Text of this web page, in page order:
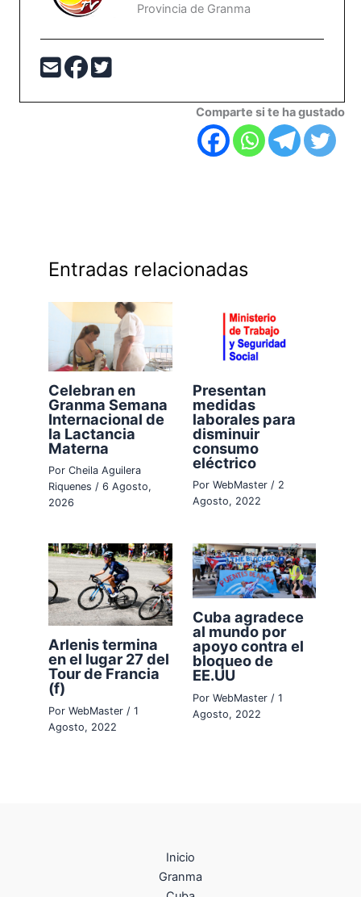
Provincia de Granma
Comparte si te ha gustado
Entradas relacionadas
Celebran en
Granma Semana
Internacional de
la Lactancia
Materna
PorCheila Aguilera
Riquenes/6 Agosto,
2026
Presentan
medidas
laborales para
disminuir
consumo
eléctrico
Por WebMaster / 2
Agosto, 2022
Arlenis termina
en el lugar 27 del
Tour de Francia
(f)
PorWebMaster /1
Agosto, 2022
Cuba agradece
al mundo por
apoyo contra el
bloqueo de
EE.UU
Por WebMaster / 1
Agosto, 2022
Inicio
Granma